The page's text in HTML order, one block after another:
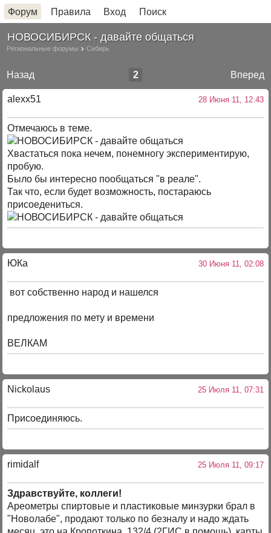
Форум Правила Вход Поиск
НОВОСИБИРСК - давайте общаться
Региональные форумы Сибирь
Назад Вперед
2
alexx51 28 Июня 11, 12:43
Отмечаюсь в теме.
Хвастаться пока нечем, понемногу экспериментирую,
пробую.
Было бы интересно пообщаться "в реале".
Так что, если будет возможность, постараюсь
присоедениться.
ЮКа 30 Июня 11, 02:08
вот собственно народ и нашелся
предложения по мету и времени
ВЕЛКАМ
Nickolaus 25 Июля 11, 07:31
Присоединяюсь.
rimidalf 25 Июля 11, 09:17
Здравствуйте, коллеги!
Ареометры спиртовые и пластиковые минзурки брал в
"Новолабе", продают только по безналу и надо ждать